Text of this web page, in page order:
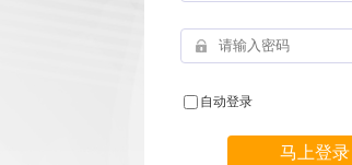
自动登录
马上登录